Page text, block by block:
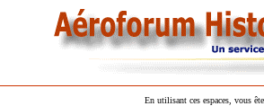
En utilisant ces espaces, vous